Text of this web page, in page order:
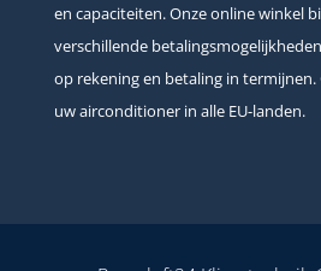
en capaciteiten. Onze online winkel
verschillende
op rekening en betaling in termijnen.
uw airconditioner in alle EU-landen.